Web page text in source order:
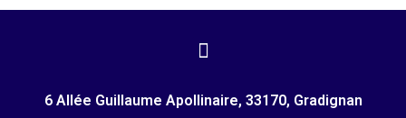
6 Allée Guillaume Apollinaire, 33170, Gradignan